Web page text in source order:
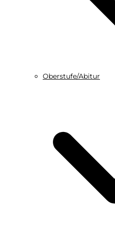
Oberstufe/Abitur